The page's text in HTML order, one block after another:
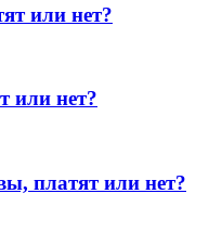
или нет?
или нет?
платят или нет?